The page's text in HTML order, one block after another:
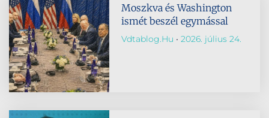
Moszkva és Washington
ismét beszél egymással
Vdtablog.hu 2026. július 24.